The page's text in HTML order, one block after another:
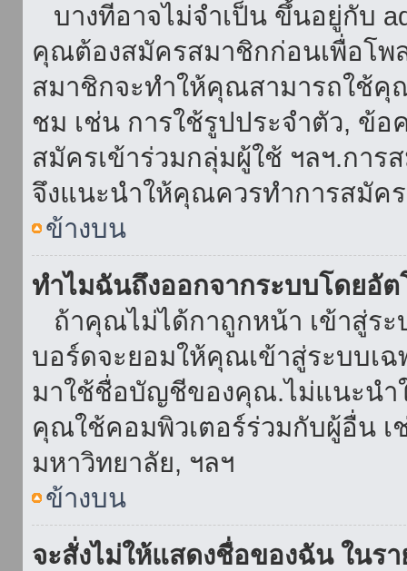
บางทีอาจไม่จำเป็น ขึ้นอยู่กับ
คุณต้องสมัครสมาชิกก่อนเพื่อโพ
สมาชิกจะทำให้คุณสามารถใช้คุ
ชม เช่น การใช้รูปประจำตัว, ข้อ
สมัครเข้าร่วมกลุ่มผู้ใช้ ฯลฯ.การ
จึงแนะนำให้คุณควรทำการสมัค
ข้างบน
ทำไมฉันถึงออกจากระบบโดยอั
ถ้าคุณไม่ได้กาถูกหน้า เข้าสู่ร
บอร์ดจะยอมให้คุณเข้าสู่ระบบเ
มาใช้ชื่อบัญชีของคุณ.ไม่แนะนำ
คุณใช้คอมพิวเตอร์ร่วมกับผู้อื่น เ
มหาวิทยาลัย, ฯลฯ
ข้างบน
จะสั่งไม่ให้แสดงชื่อของฉัน ในร